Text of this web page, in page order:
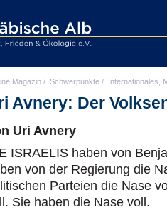
Magazin / Schwerpunkte / Internationales,
Avnery: Der
Uri Avnery
ISRAELIS haben von
von der Regierung die
Parteien die Nase
Sie haben die Nase voll.